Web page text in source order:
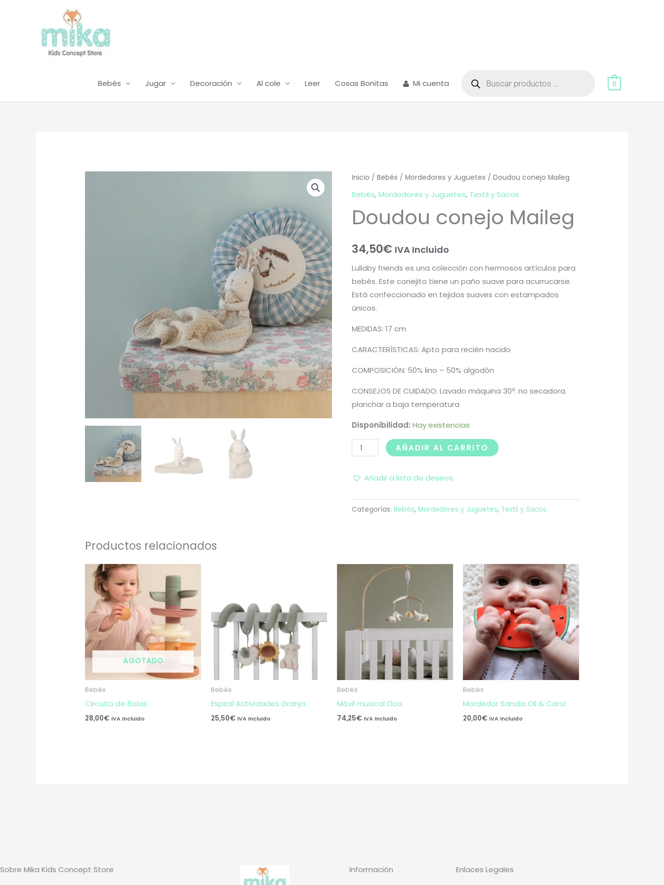
Bebés Jugar Decoración Al cole Leer Cosas Bonitas Mi cuenta productos 0
Inicio / Bebés / Mordedores y Juguetes / Doudou conejo Maileg
Bebés,Mordedores y Juguetes, Textil y Sacos
Doudou conejo Maileg
34,50€ IVA Incluido
Lullaby friends es una colección con hermosos artículos para
bebés. Este conejito tiene un paño suave para acurrucarse.
Está confeccionado en tejidos suaves con estampados
únicos.
MEDIDAS: 17 cm
CARACTERÍSTICAS: Apto para recién nacido
COMPOSICIÓN: 50% lino – 50% algodón
CONSEJOS DE CUIDADO: Lavado máquina 30º. no secadora.
planchar a baja temperatura
Disponibilidad: Hay existencias
Doudou
conejo
cantidad
AÑADIR AL CARRITO
Añadir a lista de deseos
Categorías: Bebés, Mordedores y Juguetes, Textil y Sacos
Productos relacionados
AGOTADO
Bebés
Circuito de Bolas
28,00€ IVA Incluido
Bebés
Espiral Actividades Granja
25,50€ IVA Incluido
Bebés
Móvil musical Oca
74,25€ IVA Incluido
Bebés
Mordedor Sandia Oli & Carol
20,00€ IVA Incluido
Sobre Mika Kids Concept Store Información Enlaces Legales